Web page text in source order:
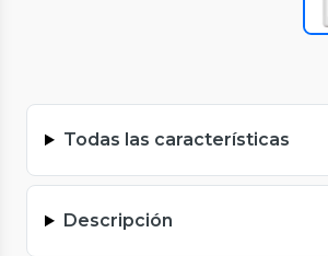
Todas las características
Descripción